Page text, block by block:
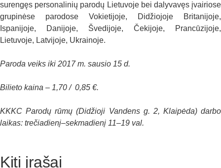
surengęs personalinių parodų Lietuvoje bei dalyvavęs įvairiose
grupinėse parodose Vokietijoje, Didžiojoje Britanijoje,
Ispanijoje, Danijoje, Švedijoje, Čekijoje, Prancūzijoje,
Lietuvoje, Latvijoje, Ukrainoje.
Paroda veiks iki 2017 m. sausio 15 d.
Bilieto kaina – 1,70 / 0,85 €.
KKKC Parodų rūmų (Didžioji Vandens g. 2, Klaipėda) darbo
laikas: trečiadienį–sekmadienį 11–19 val.
Kiti įrašai